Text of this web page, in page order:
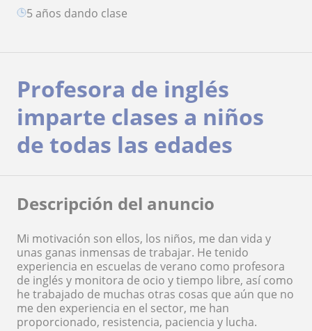
5 años dando clase
Profesora de inglés
imparte clases a niños
de todas las edades
Descripción del anuncio
Mi motivación son ellos, los niños, me dan vida y
unas ganas inmensas de trabajar. He tenido
experiencia en escuelas de verano como profesora
de inglés y monitora de ocio y tiempo libre, así como
he trabajado de muchas otras cosas que aún que no
me den experiencia en el sector, me han
proporcionado, resistencia, paciencia y lucha.